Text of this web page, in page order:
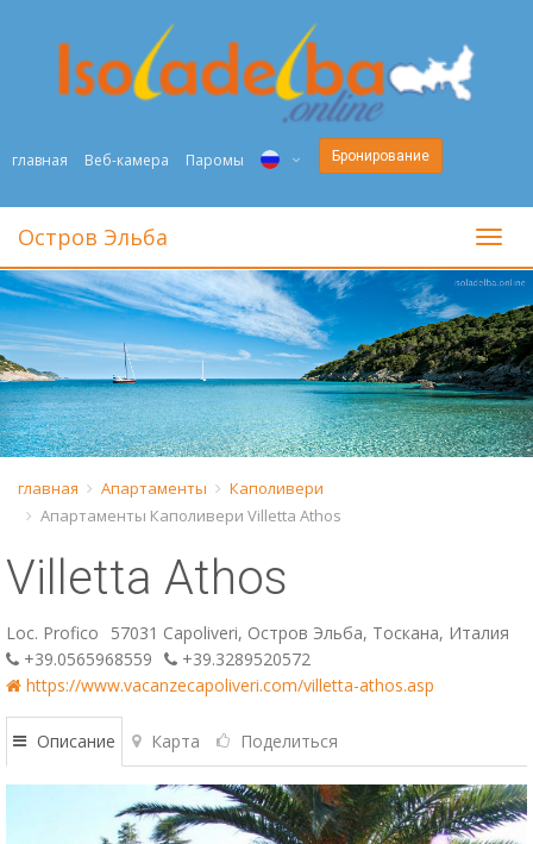
главная Веб-камера Паромы
ENG
DEU
NED
FRA
DAN
Бронирование
Остров Эльба
главная Апартаменты
Каполивери
Апартаменты Каполивери Villetta Athos
Villetta Athos
Loc. Profico
57031 Capoliveri, Остров Эльба, Тоскана, Италия
+39.0565968559
+39.3289520572
https://www.vacanzecapoliveri.com/villetta-athos.asp
Описание Карта Поделиться